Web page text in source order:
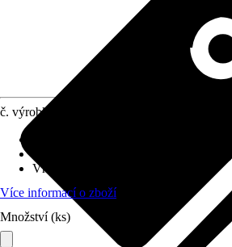
č. výrobku
3 ½" Otočný
Vhodné pro
Více informací o zboží
Množství (ks)